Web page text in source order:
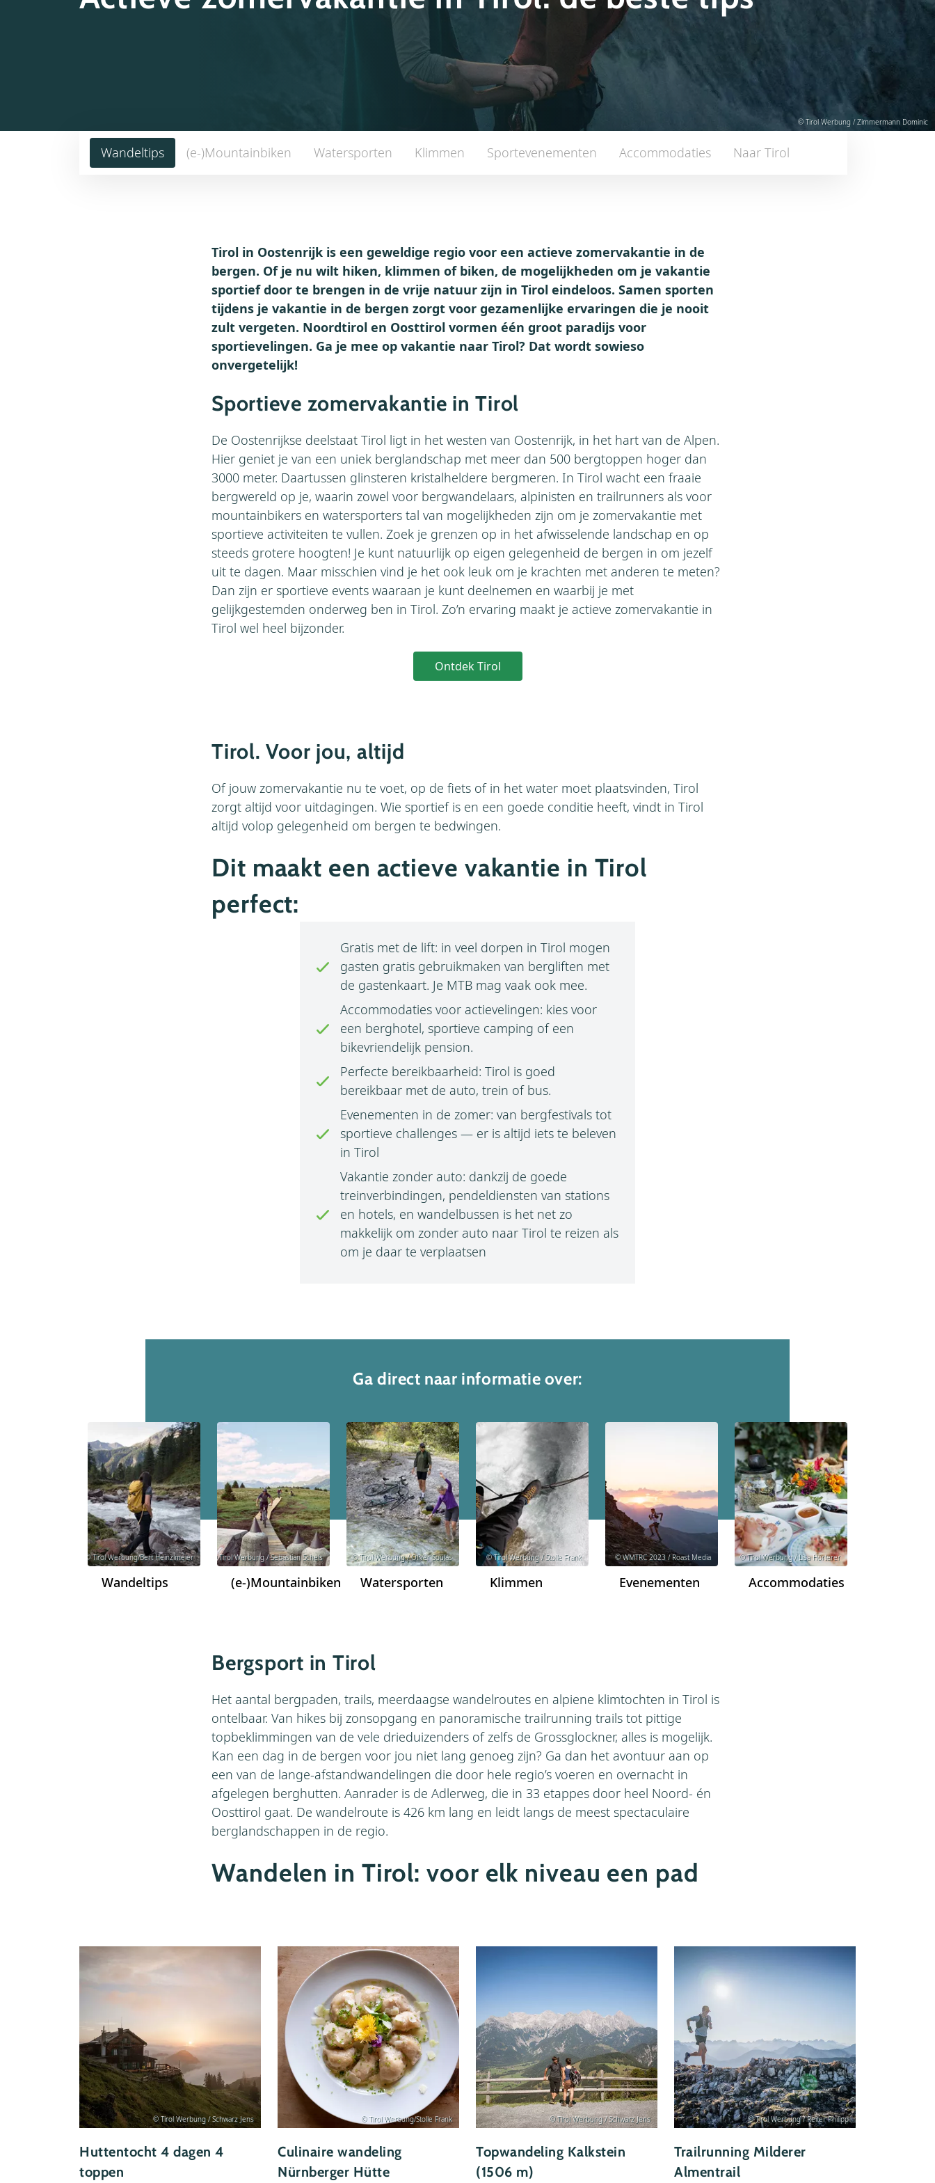
© Tirol Werbung / Zimmermann Dominic
Wandeltips (e-)Mountainbiken Watersporten Klimmen Sportevenementen Accommodaties Naar Tirol
Tirol in Oostenrijk is een geweldige regio voor een actieve zomervakantie in de
bergen. Of je nu wilt hiken, klimmen of biken, de mogelijkheden om je vakantie
sportief door te brengen in de vrije natuur zijn in Tirol eindeloos. Samen sporten
tijdens je vakantie in de bergen zorgt voor gezamenlijke ervaringen die je nooit
zult vergeten. Noordtirol en Oosttirol vormen één groot paradijs voor
sportievelingen. Ga je mee op vakantie naar Tirol? Dat wordt sowieso
onvergetelijk!
Sportieve zomervakantie in Tirol
De Oostenrijkse deelstaat Tirol ligt in het westen van Oostenrijk, in het hart van de Alpen.
Hier geniet je van een uniek berglandschap met meer dan 500 bergtoppen hoger dan
3000 meter. Daartussen glinsteren kristalheldere bergmeren. In Tirol wacht een fraaie
bergwereld op je, waarin zowel voor bergwandelaars, alpinisten en trailrunners als voor
mountainbikers en watersporters tal van mogelijkheden zijn om je zomervakantie met
sportieve activiteiten te vullen. Zoek je grenzen op in het afwisselende landschap en op
steeds grotere hoogten! Je kunt natuurlijk op eigen gelegenheid de bergen in om jezelf
uit te dagen. Maar misschien vind je het ook leuk om je krachten met anderen te meten?
Dan zijn er sportieve events waaraan je kunt deelnemen en waarbij je met
gelijkgestemden onderweg ben in Tirol. Zo’n ervaring maakt je actieve zomervakantie in
Tirol wel heel bijzonder.
Ontdek Tirol
Tirol. Voor jou, altijd
Of jouw zomervakantie nu te voet, op de fiets of in het water moet plaatsvinden, Tirol
zorgt altijd voor uitdagingen. Wie sportief is en een goede conditie heeft, vindt in Tirol
altijd volop gelegenheid om bergen te bedwingen.
Dit maakt een actieve vakantie in Tirol
perfect:
Gratis met de lift: in veel dorpen in Tirol mogen
gasten gratis gebruikmaken van bergliften met
de gastenkaart. Je MTB mag vaak ook mee.
Accommodaties voor actievelingen: kies voor
een berghotel, sportieve camping of een
bikevriendelijk pension.
Perfecte bereikbaarheid: Tirol is goed
bereikbaar met de auto, trein of bus.
Evenementen in de zomer: van bergfestivals tot
sportieve challenges — er is altijd iets te beleven
in Tirol
Vakantie zonder auto: dankzij de goede
treinverbindingen, pendeldiensten van stations
en hotels, en wandelbussen is het net zo
makkelijk om zonder auto naar Tirol te reizen als
om je daar te verplaatsen
Ga direct naar informatie over:
© Tirol Werbung/Bert Heinzlmeier
Wandeltips
© Tirol Werbung / Sebastian Schels
(e-)Mountainbiken
© Tirol Werbung / Oliver Soulas
Watersporten
© Tirol Werbung / Stolle Frank
Klimmen
© WMTRC 2023 / Roast Media
Evenementen
© Tirol Werbung / Lisa Hörterer
Accommodaties
Bergsport in Tirol
Het aantal bergpaden, trails, meerdaagse wandelroutes en alpiene klimtochten in Tirol is
ontelbaar. Van hikes bij zonsopgang en panoramische trailrunning trails tot pittige
topbeklimmingen van de vele drieduizenders of zelfs de Grossglockner, alles is mogelijk.
Kan een dag in de bergen voor jou niet lang genoeg zijn? Ga dan het avontuur aan op
een van de lange-afstandwandelingen die door hele regio’s voeren en overnacht in
afgelegen berghutten. Aanrader is de Adlerweg, die in 33 etappes door heel Noord- én
Oosttirol gaat. De wandelroute is 426 km lang en leidt langs de meest spectaculaire
berglandschappen in de regio.
Wandelen in Tirol: voor elk niveau een pad
© Tirol Werbung / Schwarz Jens
Huttentocht 4 dagen 4
toppen
© Tirol Werbung/Stolle Frank
Culinaire wandeling
Nürnberger Hütte
© Tirol Werbung / Schwarz Jens
Topwandeling Kalkstein
(1506 m)
© Tirol Werbung / Reiter Philipp
Trailrunning Milderer
Almentrail